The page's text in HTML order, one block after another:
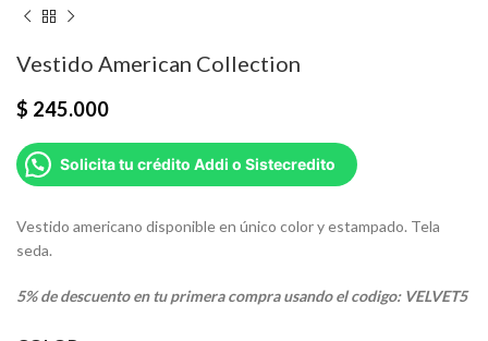
Vestido American Collection
$ 245.000
Solicita tu crédito Addi o Sistecredito
Vestido americano disponible en único color y estampado. Tela
seda.
5% de descuento en tu primera compra usando el codigo: VELVET5